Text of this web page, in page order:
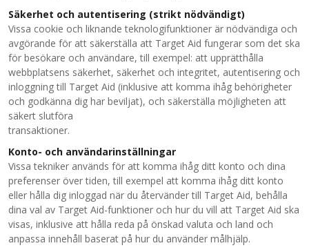
Säkerhet och autentisering (strikt nödvändigt)
Vissa cookie och liknande teknologifunktioner är nödvändiga och
avgörande för att säkerställa att Target Aid fungerar som det ska
för besökare och användare, till exempel: att upprätthålla
webbplatsens säkerhet, säkerhet och integritet, autentisering och
inloggning till Target Aid (inklusive att komma ihåg behörigheter
och godkänna dig har beviljat), och säkerställa möjligheten att
säkert slutföra
transaktioner.
Konto- och användarinställningar
Vissa tekniker används för att komma ihåg ditt konto och dina
preferenser över tiden, till exempel att komma ihåg ditt konto
eller hålla dig inloggad när du återvänder till Target Aid, behålla
dina val av Target Aid-funktioner och hur du vill att Target Aid ska
visas, inklusive att hålla reda på önskad valuta och land och
anpassa innehåll baserat på hur du använder målhjälp.